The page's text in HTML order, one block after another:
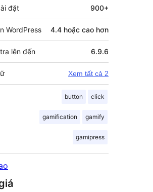
đặt 900+
WordPress 4.4 hoặc cao hơn
lên đến 6.9.6
Xem tất cả 2
button click
gamification gamify
gamipress